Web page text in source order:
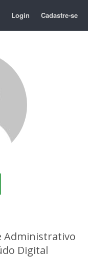
Login Cadastre-se
Administrativo
Digital